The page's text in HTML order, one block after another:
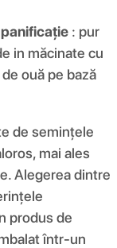
: pur
in măcinate cu
ouă pe bază
de semințele
mai ales
Alegerea dintre
produs de
într-un